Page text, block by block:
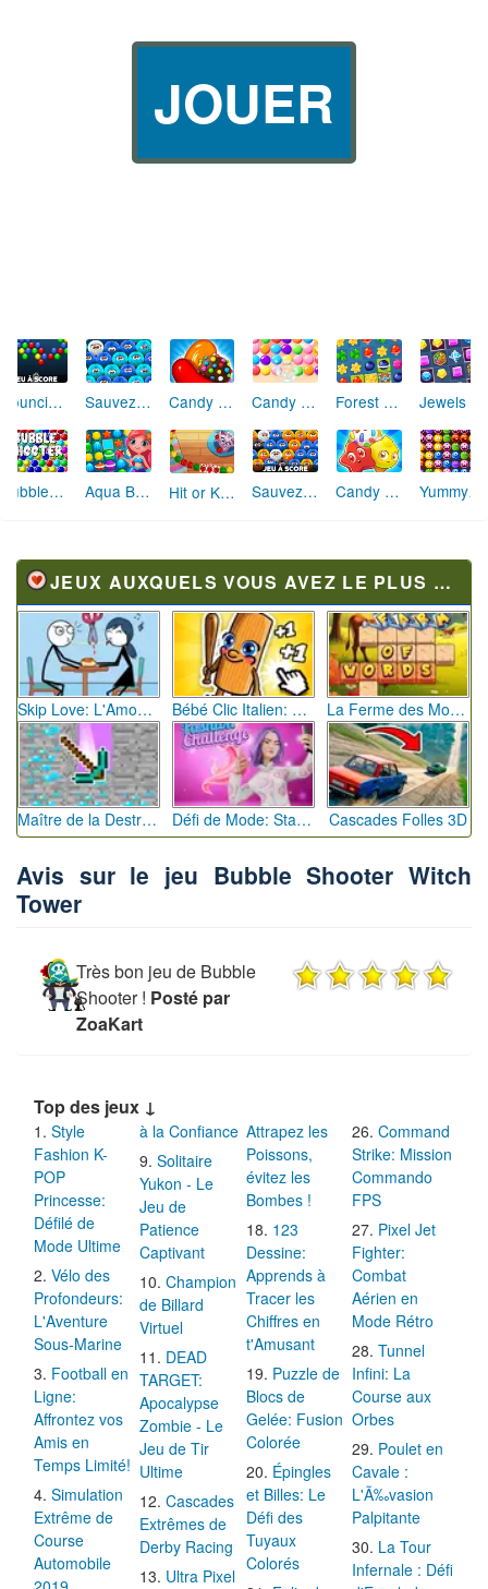
JOUER
Bouncing Balls Sauvez les Woobies Candy Crush Saga Candy Bubble Forest Match
Bubble Shooter Aqua Blitz 2 Hit or Knit Sauvez les Woobies 2 Candy Riddles Match 3 Yummy Yummy Monster Shooter
JEUX AUXQUELS VOUS AVEZ LE PLUS JOUÉ
Skip Love: L'Amour en Péril Bébé Clic Italien: La Folie des Petits Bambins La Ferme des Mots - Cultivez votre Vocabulaire
Maître de la Destruction: Fusion de Pioches Défi de Mode: Star du Podium Cascades Folles 3D
Avis sur le jeu Bubble Shooter Witch
Tower
Très bon jeu de Bubble
Shooter ! Posté par
ZoaKart
Top des jeux ↓
Style
Fashion K-
POP
Princesse:
Défilé de
Mode Ultime
Vélo des
Profondeurs:
L'Aventure
Sous-Marine
Football en
Ligne:
Affrontez vos
Amis en
Temps Limité!
Simulation
Extrême de
Course
Automobile
à la Confiance
Solitaire
Yukon - Le
Jeu de
Patience
Captivant
Champion
de Billard
Virtuel
DEAD
TARGET:
Apocalypse
Zombie - Le
Jeu de Tir
Ultime
Cascades
Extrêmes de
Derby Racing
Ultra Pixel
Attrapez les
Poissons,
évitez les
Bombes !
123
Dessine:
Apprends à
Tracer les
Chiffres en
t'Amusant
Puzzle de
Blocs de
Gelée: Fusion
Colorée
Épingles
et Billes: Le
Défi des
Tuyaux
Colorés
Command
Strike: Mission
Commando
FPS
Pixel Jet
Fighter:
Combat
Aérien en
Mode Rétro
Tunnel
Infini: La
Course aux
Orbes
Poulet en
Cavale :
L'Ã‰vasion
Palpitante
La Tour
Infernale : Défi